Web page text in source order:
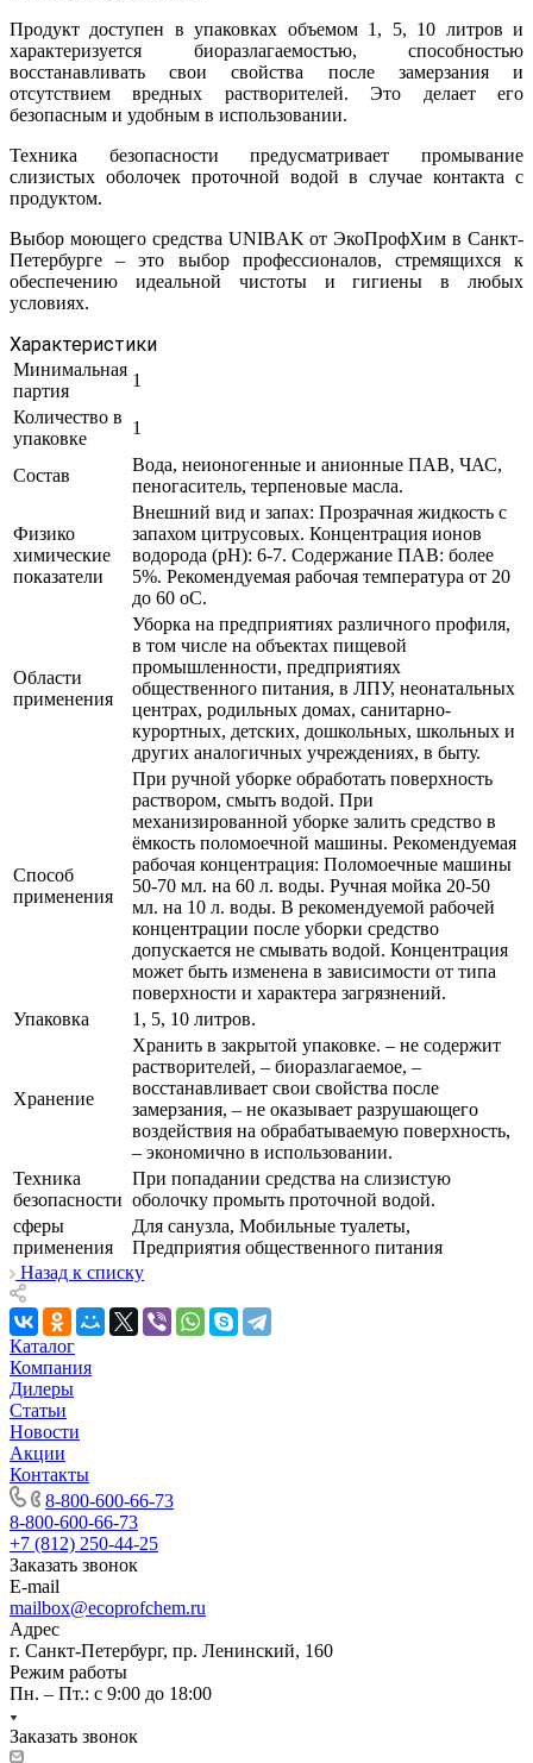
Продукт доступен в упаковках объемом 1, 5, 10 литров и
характеризуется биоразлагаемостью, способностью
восстанавливать свои свойства после замерзания и
отсутствием вредных растворителей. Это делает его
безопасным и удобным в использовании.
Техника безопасности предусматривает промывание
слизистых оболочек проточной водой в случае контакта с
продуктом.
Выбор моющего средства UNIBAK от ЭкоПрофХим в Санкт-
Петербурге – это выбор профессионалов, стремящихся к
обеспечению идеальной чистоты и гигиены в любых
условиях.
Характеристики
Минимальная
партия
1
Количество в
упаковке
1
Состав
Вода, неионогенные и анионные ПАВ, ЧАС,
пеногаситель, терпеновые масла.
Физико
химические
показатели
Внешний вид и запах: Прозрачная жидкость с
запахом цитрусовых. Концентрация ионов
водорода (рН): 6-7. Содержание ПАВ: более
5%. Рекомендуемая рабочая температура от 20
до 60 оС.
Области
применения
Уборка на предприятиях различного профиля,
в том числе на объектах пищевой
промышленности, предприятиях
общественного питания, в ЛПУ, неонатальных
центрах, родильных домах, санитарно-
курортных, детских, дошкольных, школьных и
других аналогичных учреждениях, в быту.
Способ
применения
При ручной уборке обработать поверхность
раствором, смыть водой. При
механизированной уборке залить средство в
ёмкость поломоечной машины. Рекомендуемая
рабочая концентрация: Поломоечные машины
50-70 мл. на 60 л. воды. Ручная мойка 20-50
мл. на 10 л. воды. В рекомендуемой рабочей
концентрации после уборки средство
допускается не смывать водой. Концентрация
может быть изменена в зависимости от типа
поверхности и характера загрязнений.
Упаковка
1, 5, 10 литров.
Хранение
Хранить в закрытой упаковке. – не содержит
растворителей, – биоразлагаемое, –
восстанавливает свои свойства после
замерзания, – не оказывает разрушающего
воздействия на обрабатываемую поверхность,
– экономично в использовании.
Техника
безопасности
При попадании средства на слизистую
оболочку промыть проточной водой.
сферы
применения
Для санузла, Мобильные туалеты,
Предприятия общественного питания
Назад к списку
Каталог
Компания
Дилеры
Статьи
Новости
Акции
Контакты
8-800-600-66-73
8-800-600-66-73
+7 (812) 250-44-25
Заказать звонок
E-mail
mailbox@ecoprofchem.ru
Адрес
г. Санкт-Петербург, пр. Ленинский, 160
Режим работы
Пн. – Пт.: с 9:00 до 18:00
Заказать звонок